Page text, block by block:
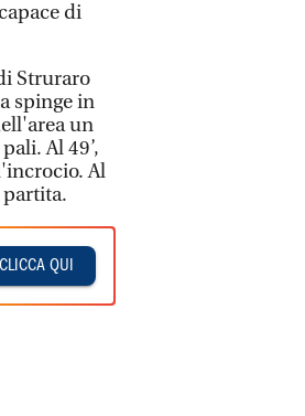
di
Struraro
spinge in
un
Al 49’,
Al
partita.
CLICCA QUI